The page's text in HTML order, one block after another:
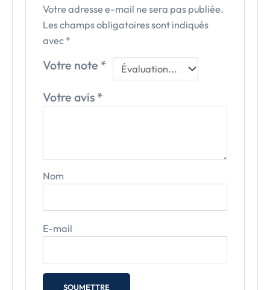
Votre adresse e-mail ne sera pas publiée.
Les champs obligatoires sont indiqués
avec *
Votre note *
Votre avis *
Nom
E-mail